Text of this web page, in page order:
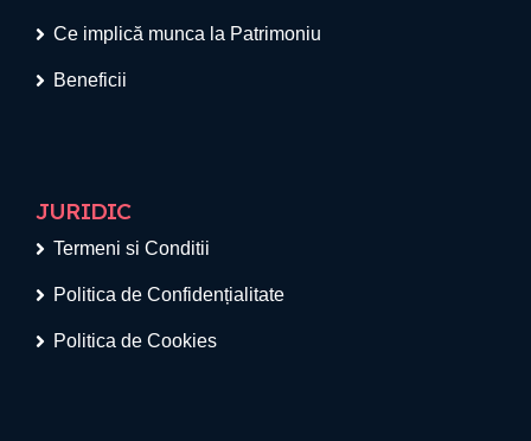
Ce implică munca la Patrimoniu
Beneficii
JURIDIC
Termeni si Conditii
Politica de Confidențialitate
Politica de Cookies